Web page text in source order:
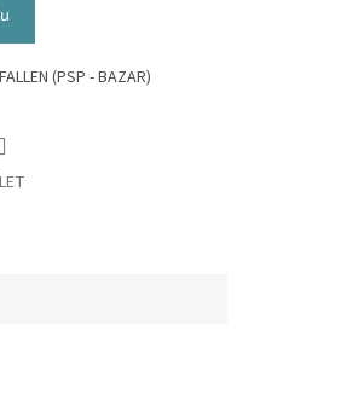
(PSP - BAZAR)